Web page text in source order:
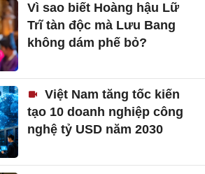
Vì sao biết Hoàng hậu Lữ
Trĩ tàn độc mà Lưu Bang
không dám phế bỏ?
Việt Nam tăng tốc kiến
tạo 10 doanh nghiệp công
nghệ tỷ USD năm 2030